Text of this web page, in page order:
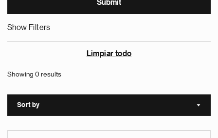
Show Filters
Limpiar todo
Showing 0 results
Sort by Sort